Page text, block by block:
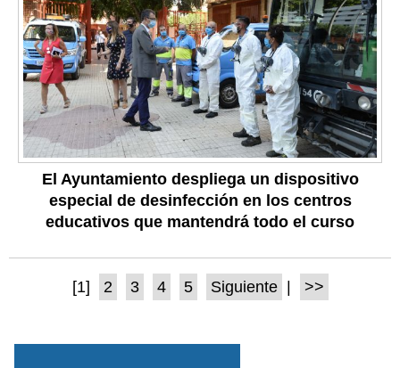
El Ayuntamiento despliega un dispositivo
especial de desinfección en los centros
educativos que mantendrá todo el curso
[1] 2 3 4 5 Siguiente | >>